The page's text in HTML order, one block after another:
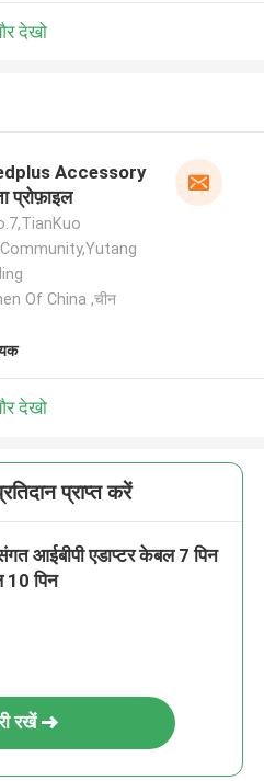
देखो
Accessory
प्रोफ़ाइल
Of China ,चीन
देखो
प्राप्त करें
आईबीपी एडाप्टर केबल 7 पिन
पिन
रखें